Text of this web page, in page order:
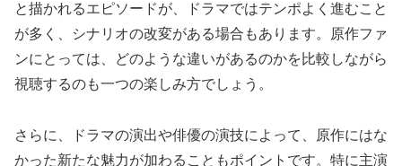
と描かれるエピソードが、ドラマではテンポよく進むこと
が多く、シナリオの改変がある場合もあります。原作ファ
ンにとっては、どのような違いがあるのかを比較しながら
視聴するのも一つの楽しみ方でしょう。
さらに、ドラマの演出や俳優の演技によって、原作にはな
かった新たな魅力が加わることもポイントです。特に主演